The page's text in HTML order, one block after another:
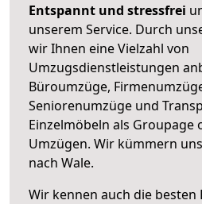
Entspannt und stressfrei
unserem Service. Durch
wir Ihnen eine Vielzahl von
Umzugsdienstleistungen
Büroumzüge,
Seniorenumzüge und
Einzelmöbeln als Groupage
Umzügen. Wir kümmern
nach Wale.
Wir kennen auch die